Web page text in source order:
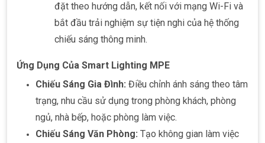
đặt theo hướng dẫn, kết nối với mạng Wi-Fi và
bắt đầu trải nghiệm sự tiện nghi của hệ thống
chiếu sáng thông minh.
Ứng Dụng Của Smart Lighting MPE
Chiếu Sáng Gia Đình: Điều chỉnh ánh sáng theo tâm
trạng, nhu cầu sử dụng trong phòng khách, phòng
ngủ, nhà bếp, hoặc phòng làm việc.
Chiếu Sáng Văn Phòng: Tạo không gian làm việc